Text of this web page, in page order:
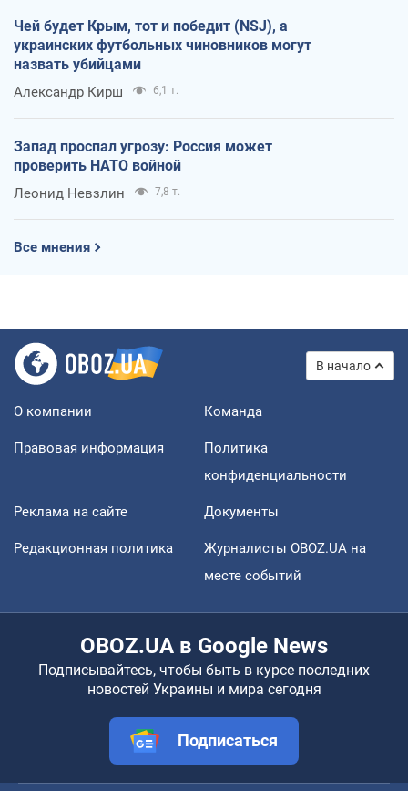
Чей будет Крым, тот и победит (NSJ), а
украинских футбольных чиновников могут
назвать убийцами
Александр Кирш 6,1 т.
Запад проспал угрозу: Россия может
проверить НАТО войной
Леонид Невзлин 7,8 т.
Все мнения
В начало
О компании Команда
Правовая информация
Политика
конфиденциальности
Реклама на сайте Документы
Редакционная политика
Журналисты OBOZ.UA на
месте событий
OBOZ.UA в Google News
Подписывайтесь, чтобы быть в курсе последних
новостей Украины и мира сегодня
Подписаться